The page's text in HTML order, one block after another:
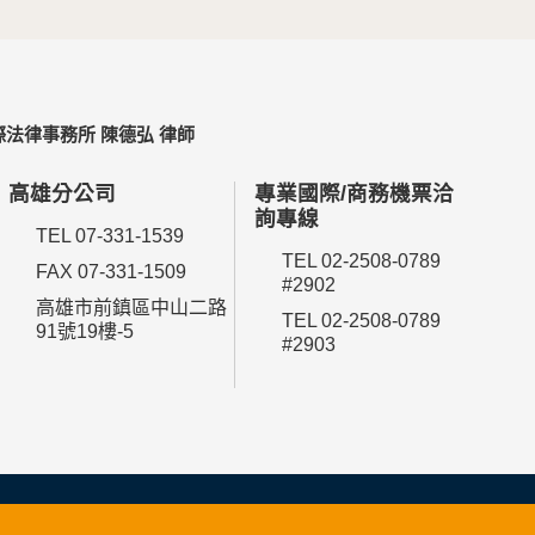
律事務所 陳德弘 律師
高雄分公司
TEL 07-331-1539
FAX 07-331-1509
高雄市前鎮區中山二路
91號19樓-5
專業國際/商務機票洽
詢專線
TEL 02-2508-0789
#2902
TEL 02-2508-0789
#2903